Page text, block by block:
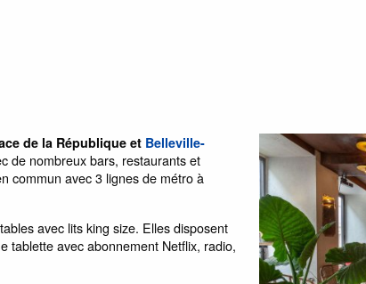
de la République et Belleville-
de nombreux bars, restaurants et
commun avec 3 lignes de métro à
avec lits king size. Elles disposent
tablette avec abonnement Netflix, radio,